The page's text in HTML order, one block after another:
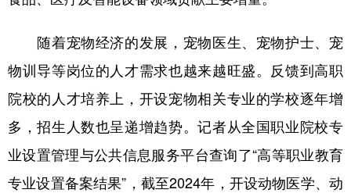
新疆 内蒙古 黑龙江
多语种频道
English Español Français عربى
Русский язык 日本語 한국어
随着宠物经济的发展，宠物医生、宠物护士、宠
物训导等岗位的人才需求也越来越旺盛。反馈到高职
院校的人才培养上，开设宠物相关专业的学校逐年增
多，招生人数也呈递增趋势。记者从全国职业院校专
业设置管理与公共信息服务平台查询了“高等职业教育
专业设置备案结果”，截至2024年，开设动物医学、动